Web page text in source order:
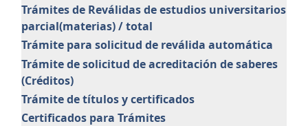
Trámites de Reválidas de estudios universitarios
parcial(materias) / total
Trámite para solicitud de reválida automática
Trámite de solicitud de acreditación de saberes
(Créditos)
Trámite de títulos y certificados
Certificados para Trámites